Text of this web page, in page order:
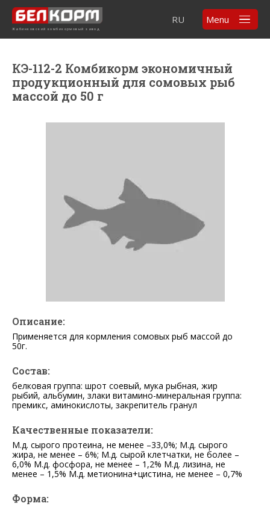
Жабинковский комбикормовый завод
RU Menu
КЭ-112-2 Комбикорм экономичный
продукционный для сомовых рыб
массой до 50 г
Описание:
Применяется для кормления сомовых рыб массой до
50г.
Состав:
белковая группа: шрот соевый, мука рыбная, жир
рыбий, альбумин, злаки витамино-минеральная группа:
премикс, аминокислоты, закрепитель гранул
Качественные показатели:
М.д. сырого протеина, не менее –33,0%; М.д. сырого
жира, не менее – 6%; М.д. сырой клетчатки, не более –
6,0% М.д. фосфора, не менее – 1,2% М.д. лизина, не
менее – 1,5% М.д. метионина+цистина, не менее – 0,7%
Форма: